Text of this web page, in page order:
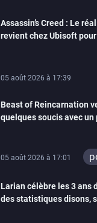
Assassin’s Creed : Le
revient chez Ubisoft
05 août 2026 à 17:39
Beast of Reincarnation
quelques soucis avec
05 août 2026 à 17:01
Larian célèbre les 3 ans
des statistiques disons,